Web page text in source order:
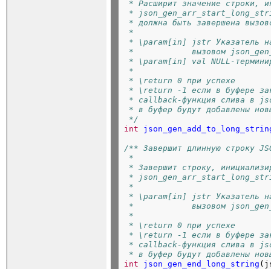
* Расширит значение строки,
*
* должна быть завершена
*
* \param[in] jstr Указатель на
*            вызовом
* \param[in] val NULL-
*
* \return 0 при успехе
* \return -1 если в буфере
* callback-функция слива в
* в буфер будут добавлены
*/
int
/** Завершит длинную строку
*
* Завершит строку,
*
*
* \param[in] jstr Указатель на
*            вызовом
*
* \return 0 при успехе
* \return -1 если в буфере
* callback-функция слива в
* в буфер будут добавлены
int
json_gen_end_long_string